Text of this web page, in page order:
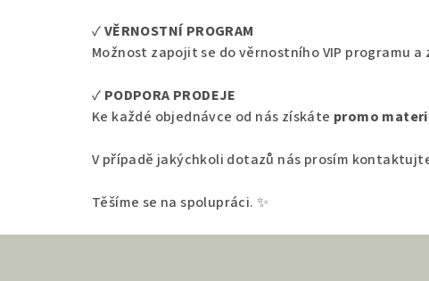
✓VĚRNOSTNÍ PROGRAM
Možnost zapojit se do věrnostního VIP programu
✓ PODPORA PRODEJE
Ke každé objednávce od nás získáte promo
V případě jakýchkoli dotazů nás prosím
Těšíme se na spolupráci. ✨